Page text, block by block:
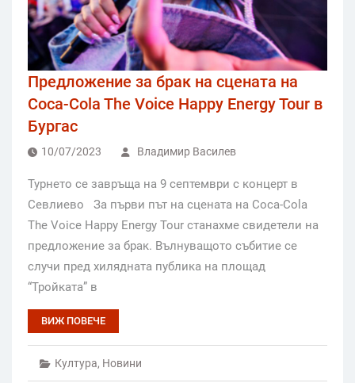
Предложение за брак на сцената на
Coca-Cola The Voice Happy Energy Tour в
Бургас
10/07/2023 Владимир Василев
Турнето се завръща на 9 септември с концерт в
Севлиево За първи път на сцената на Coca-Cola
The Voice Happy Energy Tour станахме свидетели на
предложение за брак. Вълнуващото събитие се
случи пред хилядната публика на площад
“Тройката” в
ВИЖ ПОВЕЧЕ
Култура, Новини